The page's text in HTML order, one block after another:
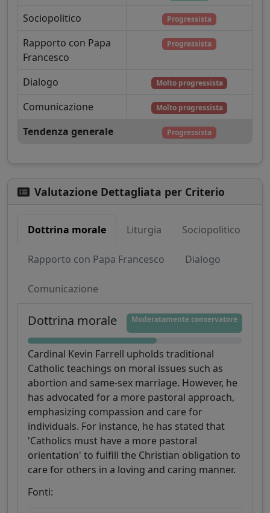
Sociopolitico
Progressista
Rapporto con Papa
Francesco
Progressista
Dialogo Molto progressista
Comunicazione Molto progressista
Tendenza generale Progressista
Valutazione Dettagliata per Criterio
Dottrina morale Liturgia Sociopolitico
Rapporto con Papa Francesco Dialogo
Comunicazione
Dottrina morale Moderatamente conservatore
Cardinal Kevin Farrell upholds traditional
Catholic teachings on moral issues such as
abortion and same-sex marriage. However, he
has advocated for a more pastoral approach,
emphasizing compassion and care for
individuals. For instance, he has stated that
'Catholics must have a more pastoral
orientation' to fulfill the Christian obligation to
care for others in a loving and caring manner.
Fonti: